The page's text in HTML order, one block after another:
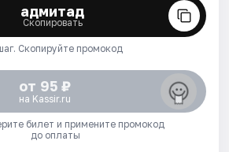
адмитад
Скопировать
Скопируйте промокод
от 95 ₽
на Kassir.ru
билет и примените промокод
до оплаты